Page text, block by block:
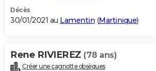
Décès
30/01/2021 au Lamentin (Martinique)
Rene RIVIEREZ (78 ans)
Créer une cagnotte obsèques